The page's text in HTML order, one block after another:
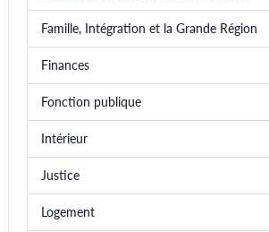
Famille, Intégration et la Grande Région
Finances
Fonction publique
Intérieur
Justice
Logement